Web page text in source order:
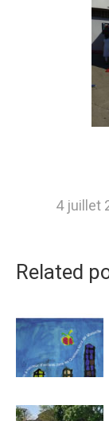
4 juillet
Related